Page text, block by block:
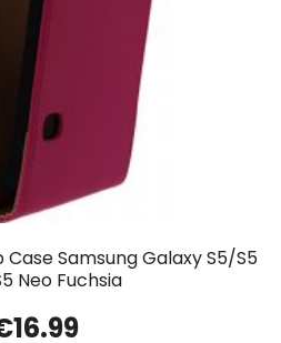
Case Samsung Galaxy S5/S5
Neo Fuchsia
16.99